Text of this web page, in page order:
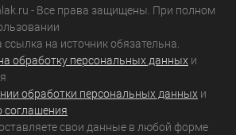
- Все права защищены. При полном
ссылка на источник обязательна.
обработку персональных данных и
обработки персональных данных и
соглашения
свои данные в любой форме